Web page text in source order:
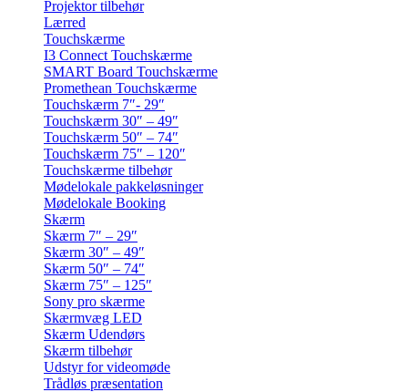
Projektor tilbehør
Lærred
Touchskærme
I3 Connect Touchskærme
SMART Board Touchskærme
Promethean Touchskærme
Touchskærm 7″- 29″
Touchskærm 30″ – 49″
Touchskærm 50″ – 74″
Touchskærm 75″ – 120″
Touchskærme tilbehør
Mødelokale pakkeløsninger
Mødelokale Booking
Skærm
Skærm 7″ – 29″
Skærm 30″ – 49″
Skærm 50″ – 74″
Skærm 75″ – 125″
Sony pro skærme
Skærmvæg LED
Skærm Udendørs
Skærm tilbehør
Udstyr for videomøde
Trådløs præsentation